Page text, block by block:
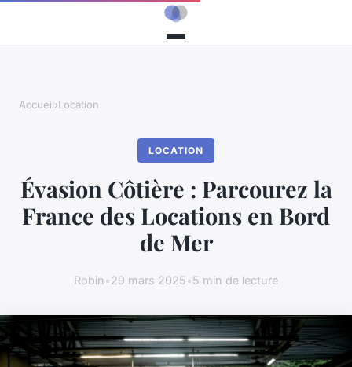
Accueil›Location
LOCATION
Évasion Côtière : Parcourez la
France des Locations en Bord
de Mer
Robin•29 mars 2025•5 min de lecture